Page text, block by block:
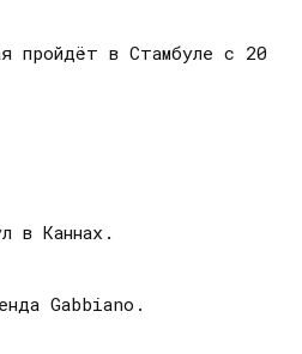
пройдёт в Стамбуле с 20
в Каннах.
Gabbiano.